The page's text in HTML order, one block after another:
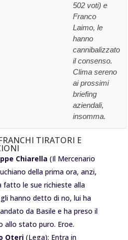
502 voti) e
Franco
Laimo, le
hanno
cannibalizzato
il consenso.
Clima sereno
ai prossimi
briefing
aziendali,
insomma.
TIRATORI E
Chiarella (Il Mercenario
della prima ora, anzi,
fatto le sue richieste alla
hanno detto di no, lui ha
da Basile e ha preso il
allo stato puro. Eroe.
Oteri(Lega): Entra in